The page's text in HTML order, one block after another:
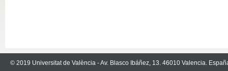
© 2019 Universitat de València - Av. Blasco Ibáñez, 13. 46010 Valencia.